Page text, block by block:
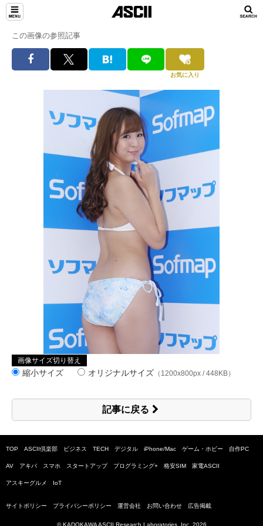
この画像の参照記事
お気に入り
画像サイズ切り替え
縮小サイズ オリジナルサイズ （1200x800px / 448KB）
記事に戻る
TOP ASCII倶楽部 ビジネス TECH デジタル iPhone/Mac ゲーム・ホビー 自作PC
AV アキバ スマホ スタートアップ プログラミング+ 格安SIM 家電ASCII
アスキーグルメ IoT
サイトポリシー プライバシーポリシー 運営会社 お問い合わせ 広告掲載
© KADOKAWA ASCII Research Laboratories, Inc. 2026